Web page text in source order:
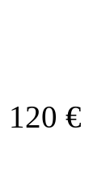
120 €